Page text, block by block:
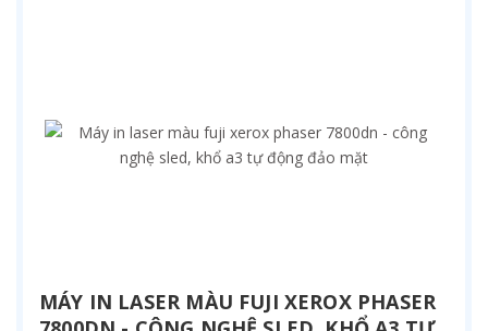
MÁY IN LASER MÀU FUJI XEROX PHASER